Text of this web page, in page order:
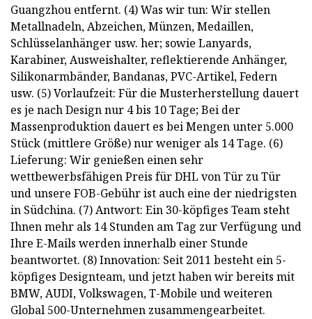
Guangzhou entfernt. (4) Was wir tun: Wir stellen
Metallnadeln, Abzeichen, Münzen, Medaillen,
Schlüsselanhänger usw. her; sowie Lanyards,
Karabiner, Ausweishalter, reflektierende Anhänger,
Silikonarmbänder, Bandanas, PVC-Artikel, Federn
usw. (5) Vorlaufzeit: Für die Musterherstellung dauert
es je nach Design nur 4 bis 10 Tage; Bei der
Massenproduktion dauert es bei Mengen unter 5.000
Stück (mittlere Größe) nur weniger als 14 Tage. (6)
Lieferung: Wir genießen einen sehr
wettbewerbsfähigen Preis für DHL von Tür zu Tür
und unsere FOB-Gebühr ist auch eine der niedrigsten
in Südchina. (7) Antwort: Ein 30-köpfiges Team steht
Ihnen mehr als 14 Stunden am Tag zur Verfügung und
Ihre E-Mails werden innerhalb einer Stunde
beantwortet. (8) Innovation: Seit 2011 besteht ein 5-
köpfiges Designteam, und jetzt haben wir bereits mit
BMW, AUDI, Volkswagen, T-Mobile und weiteren
Global 500-Unternehmen zusammengearbeitet.